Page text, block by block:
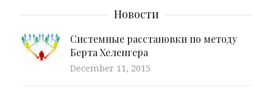
Новости
Системные расстановки по методу
Берта Хеленгера
December 11, 2015